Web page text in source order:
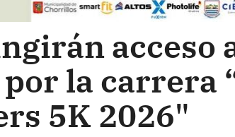
acceso
la carrera
5K 2026"